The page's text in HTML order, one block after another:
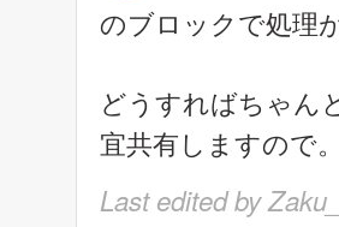
のブロックで処理
どうすればちゃん
宜共有しますので
Last edited by